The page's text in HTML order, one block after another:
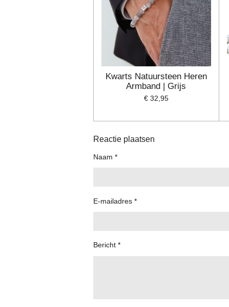
Kwarts Natuursteen Heren
Armband | Grijs
€ 32,95
Reactie plaatsen
Naam *
E-mailadres *
Bericht *